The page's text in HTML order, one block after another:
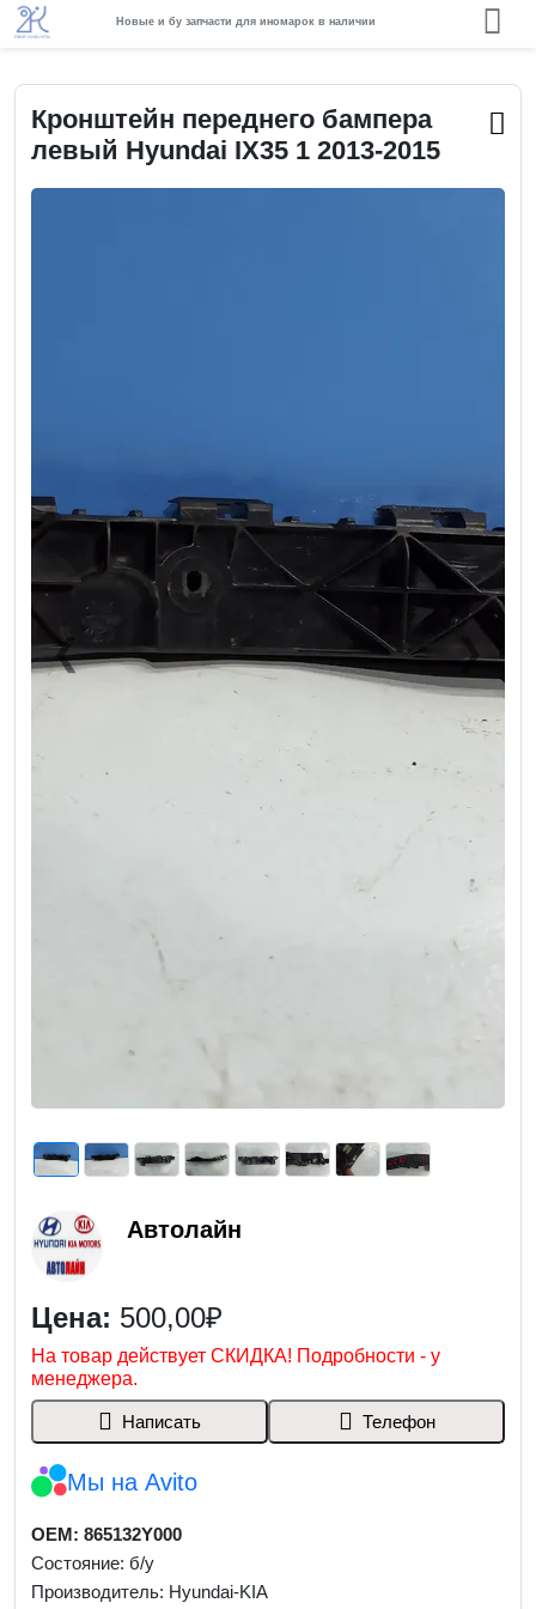
Новые и бу запчасти для иномарок в наличии
Кронштейн переднего бампера
левый Hyundai IX35 1 2013-2015
❮Previous ❯Next
Автолайн
Цена: 500,00₽
На товар действует СКИДКА! Подробности - у
менеджера.
Написать Телефон
Мы на Avito
OEM: 865132Y000
Состояние: б/у
Производитель: Hyundai-KIA